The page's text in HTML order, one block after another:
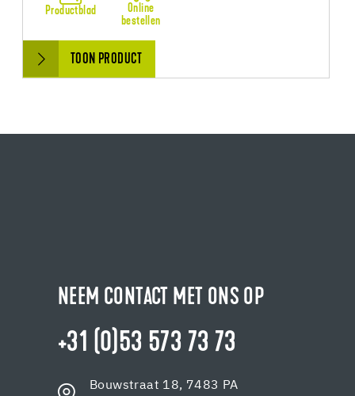
Productblad
Online
bestellen
TOON PRODUCT
NEEM CONTACT MET ONS OP
+31 (0)53 573 73 73
Bouwstraat 18, 7483 PA